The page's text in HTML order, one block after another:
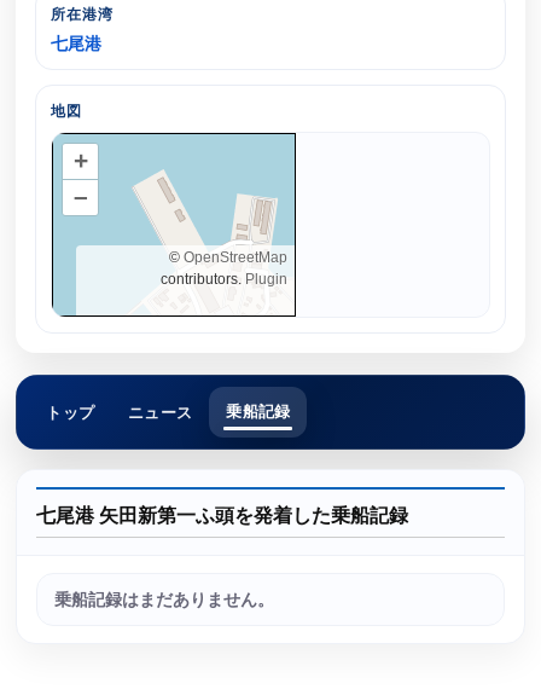
所在港湾
七尾港
地図
+
–
©OpenStreetMap
contributors. Plugin
トップ ニュース 乗船記録
七尾港 矢田新第一ふ頭を発着した乗船記録
乗船記録はまだありません。